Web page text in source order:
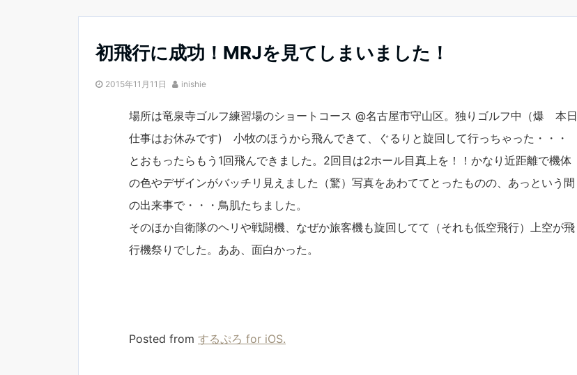
初飛行に成功！MRJを見てしまいました！
2015年11月11日 inishie
場所は竜泉寺ゴルフ練習場のショートコース @名古屋市守山区。独りゴルフ中（爆 本日
仕事はお休みです) 小牧のほうから飛んできて、ぐるりと旋回して行っちゃった・・・
とおもったらもう1回飛んできました。2回目は2ホール目真上を！！かなり近距離で機体
の色やデザインがバッチリ見えました（驚）写真をあわててとったものの、あっという間
の出来事で・・・鳥肌たちました。
そのほか自衛隊のヘリや戦闘機、なぜか旅客機も旋回してて（それも低空飛行）上空が飛
行機祭りでした。ああ、面白かった。
Posted from するぷろ for iOS.